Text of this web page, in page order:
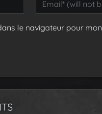
le navigateur pour